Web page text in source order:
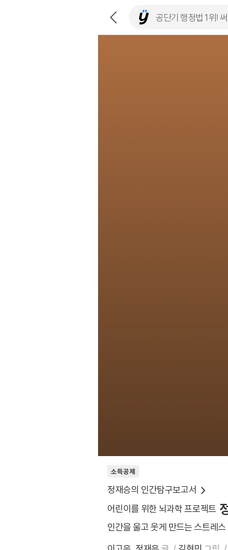
소득공제
정재승의 인간탐구보고서
어린이를 위한 뇌과학 프로젝트
인간을 울고 웃게 만드는 스트레스